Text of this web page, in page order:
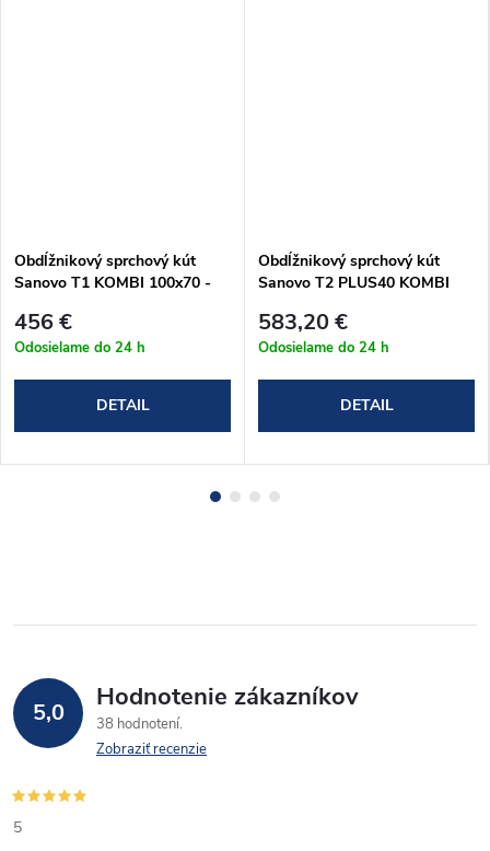
Obdĺžnikový sprchový kút
Sanovo T1 KOMBI 100x70 -
(T1K_10070C)
456 €
Odosielame do 24 h
DETAIL
Obdĺžnikový sprchový kút
Sanovo T2 PLUS40 KOMBI
(T2P40K_11070C)
583,20 €
Odosielame do 24 h
DETAIL
5,0 Hodnotenie zákazníkov
38 hodnotení
Zobraziť recenzie
5